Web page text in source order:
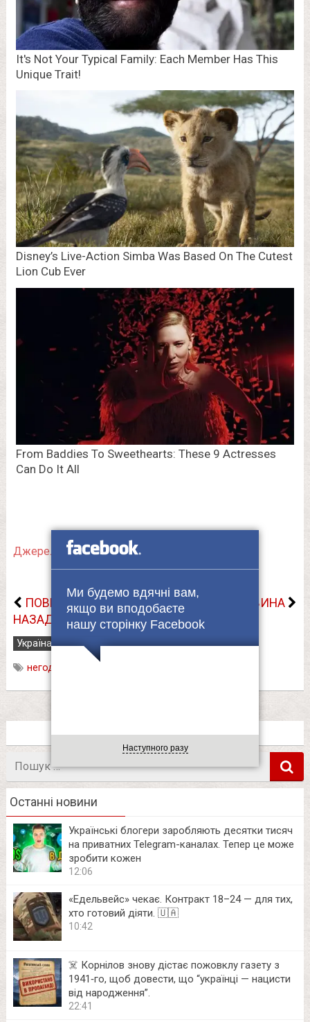
Джерело.
ПОВЕРНУТИСЬ
НАЗАД
НАСТУПНА НОВИНА
Україна 24.06.2020
негода
Пошук
Останні новини
Українські блогери заробляють десятки тисяч
на приватних Telegram-каналах. Тепер це може
зробити кожен
12:06
«Едельвейс» чекає. Контракт 18–24 — для тих,
хто готовий діяти. 🇺🇦
10:42
☠️ Корнілов знову дістає пожовклу газету з
1941‑го, щоб довести, що “українці — нацисти
від народження”.
22:41
Ми будемо вдячні вам,
якщо ви вподобаєте
нашу сторінку Facebook
Наступного разу